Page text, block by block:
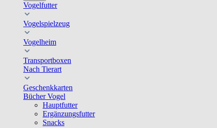
Vogelfutter
Vogelspielzeug
Vogelheim
Transportboxen
Nach Tierart
Geschenkkarten
Bücher Vogel
Hauptfutter
Ergänzungsfutter
Snacks